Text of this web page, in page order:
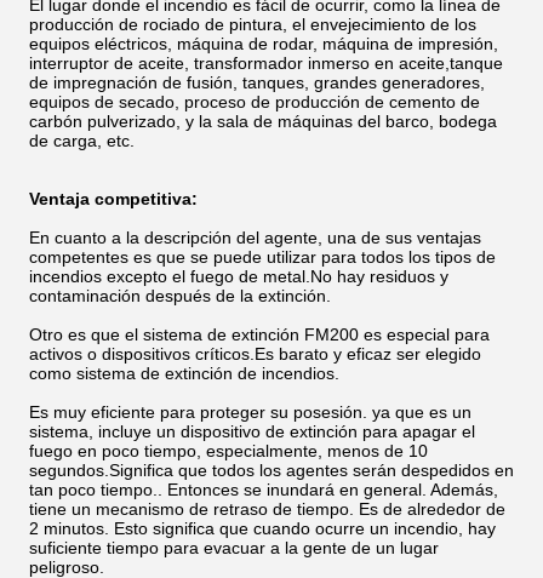
El lugar donde el incendio es fácil de ocurrir, como la línea de
producción de rociado de pintura, el envejecimiento de los
equipos eléctricos, máquina de rodar, máquina de impresión,
interruptor de aceite, transformador inmerso en aceite,tanque
de impregnación de fusión, tanques, grandes generadores,
equipos de secado, proceso de producción de cemento de
carbón pulverizado, y la sala de máquinas del barco, bodega
de carga, etc.
Ventaja competitiva:
En cuanto a la descripción del agente, una de sus ventajas
competentes es que se puede utilizar para todos los tipos de
incendios excepto el fuego de metal.No hay residuos y
contaminación después de la extinción.
Otro es que el sistema de extinción FM200 es especial para
activos o dispositivos críticos.Es barato y eficaz ser elegido
como sistema de extinción de incendios.
Es muy eficiente para proteger su posesión. ya que es un
sistema, incluye un dispositivo de extinción para apagar el
fuego en poco tiempo, especialmente, menos de 10
segundos.Significa que todos los agentes serán despedidos en
tan poco tiempo.. Entonces se inundará en general. Además,
tiene un mecanismo de retraso de tiempo. Es de alrededor de
2 minutos. Esto significa que cuando ocurre un incendio, hay
suficiente tiempo para evacuar a la gente de un lugar
peligroso.